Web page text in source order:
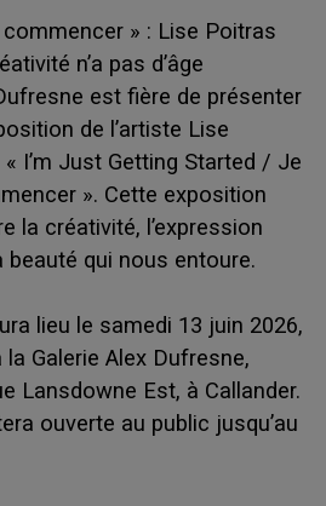
» : Lise Poitras
n’a pas d’âge
est fière de présenter
de l’artiste Lise
I’m Just Getting Started / Je
». Cette exposition
la créativité, l’expression
beauté qui nous entoure.
lieu le samedi 13 juin 2026,
la Galerie Alex Dufresne,
Lansdowne Est, à Callander.
ouverte au public jusqu’au